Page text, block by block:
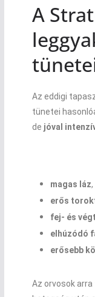
A
Az eddigi
tünetei
de jóval
magas láz,
erős
fej- és
elhúzódó
erősebb
Az orvosok